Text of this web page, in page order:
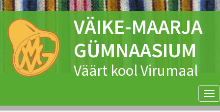
VÄIKE-MAARJA
GÜMNAASIUM
Väärt kool Virumaal